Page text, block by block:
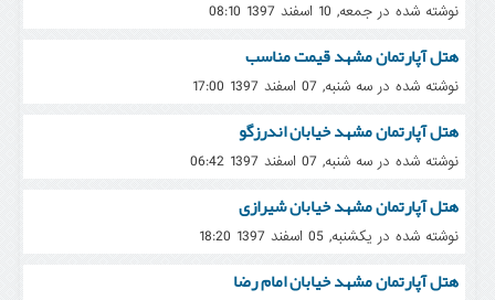
نوشته شده در جمعه, 10 اسفند 1397 08:10
هتل آپارتمان مشهد قیمت مناسب
نوشته شده در سه شنبه, 07 اسفند 1397 17:00
هتل آپارتمان مشهد خیابان اندرزگو
نوشته شده در سه شنبه, 07 اسفند 1397 06:42
هتل آپارتمان مشهد خیابان شیرازی
نوشته شده در یکشنبه, 05 اسفند 1397 18:20
هتل آپارتمان مشهد خیابان امام رضا